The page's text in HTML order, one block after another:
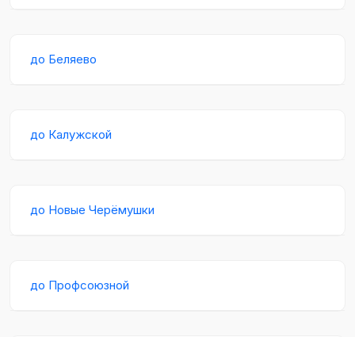
до Беляево
до Калужской
до Новые Черёмушки
до Профсоюзной